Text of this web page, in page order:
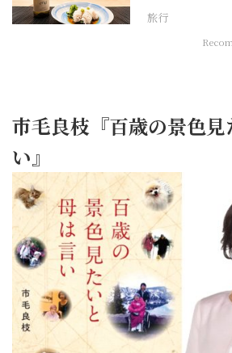
旅行
市毛良枝『百歳の景色
い』